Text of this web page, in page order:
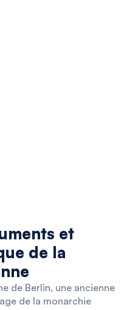
et
de la
de Berlin, une ancienne
de la monarchie